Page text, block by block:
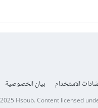
الاستخدام بيان الخصوصية
Hsoub.Content licensed